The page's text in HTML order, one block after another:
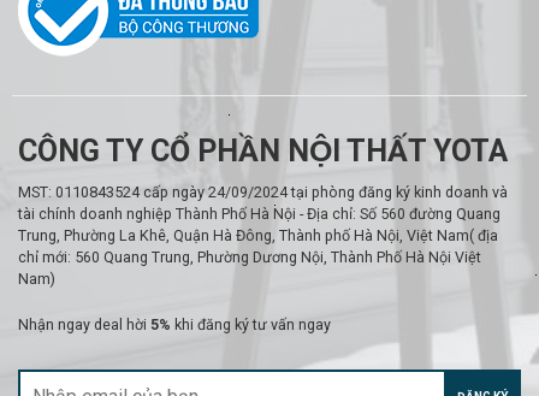
CÔNG TY CỔ PHẦN NỘI THẤT YOTA
MST: 0110843524 cấp ngày 24/09/2024 tại phòng đăng ký kinh doanh và
tài chính doanh nghiệp Thành Phố Hà Nội - Địa chỉ: Số 560 đường Quang
Trung, Phường La Khê, Quận Hà Đông, Thành phố Hà Nội, Việt Nam( địa
chỉ mới: 560 Quang Trung, Phường Dương Nội, Thành Phố Hà Nội Việt
Nam)
Nhận ngay deal hời 5% khi đăng ký tư vấn ngay